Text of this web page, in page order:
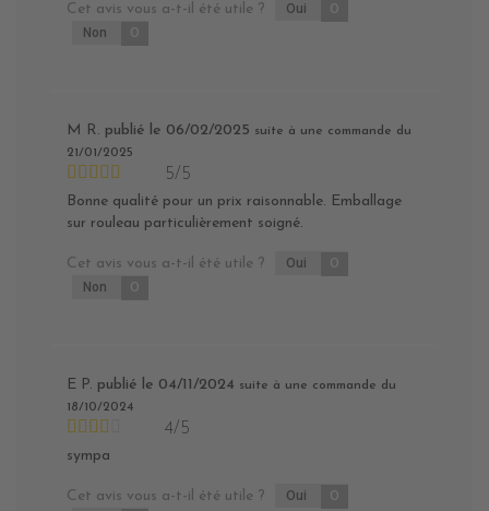
Cet avis vous a-t-il été utile ? Oui 0
Non 0
M R. publié le 06/02/2025 suite à une commande du
21/01/2025
5/5
Bonne qualité pour un prix raisonnable. Emballage
sur rouleau particulièrement soigné.
Cet avis vous a-t-il été utile ? Oui 0
Non 0
E P. publié le 04/11/2024 suite à une commande du
18/10/2024
4/5
sympa
Cet avis vous a-t-il été utile ? Oui 0